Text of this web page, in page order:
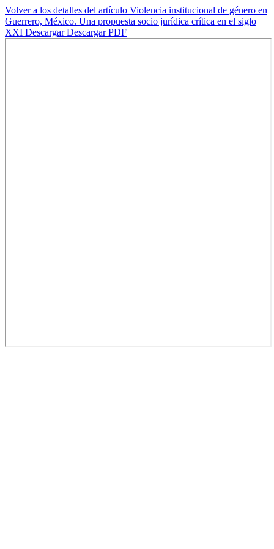
Volver a los detalles del artículo Violencia institucional de género en
Guerrero, México. Una propuesta socio jurídica crítica en el siglo
XXI DescargarDescargar PDF